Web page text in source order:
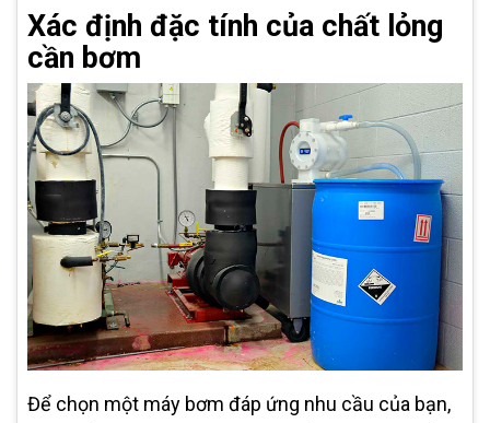
Xác định đặc tính của chất lỏng
cần bơm
Để chọn một máy bơm đáp ứng nhu cầu của bạn,